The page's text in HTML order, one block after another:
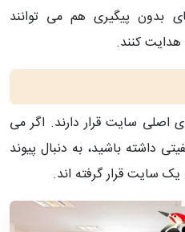
بدون پیگیری هم می توانند
کنند.
اصلی سایت قرار دارند. اگر می
داشته باشید، به دنبال پیوند
سایت قرار گرفته اند.